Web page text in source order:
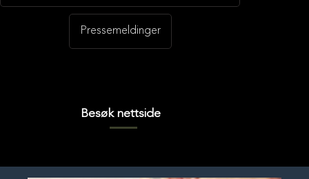
Pressemeldinger
Besøk nettside